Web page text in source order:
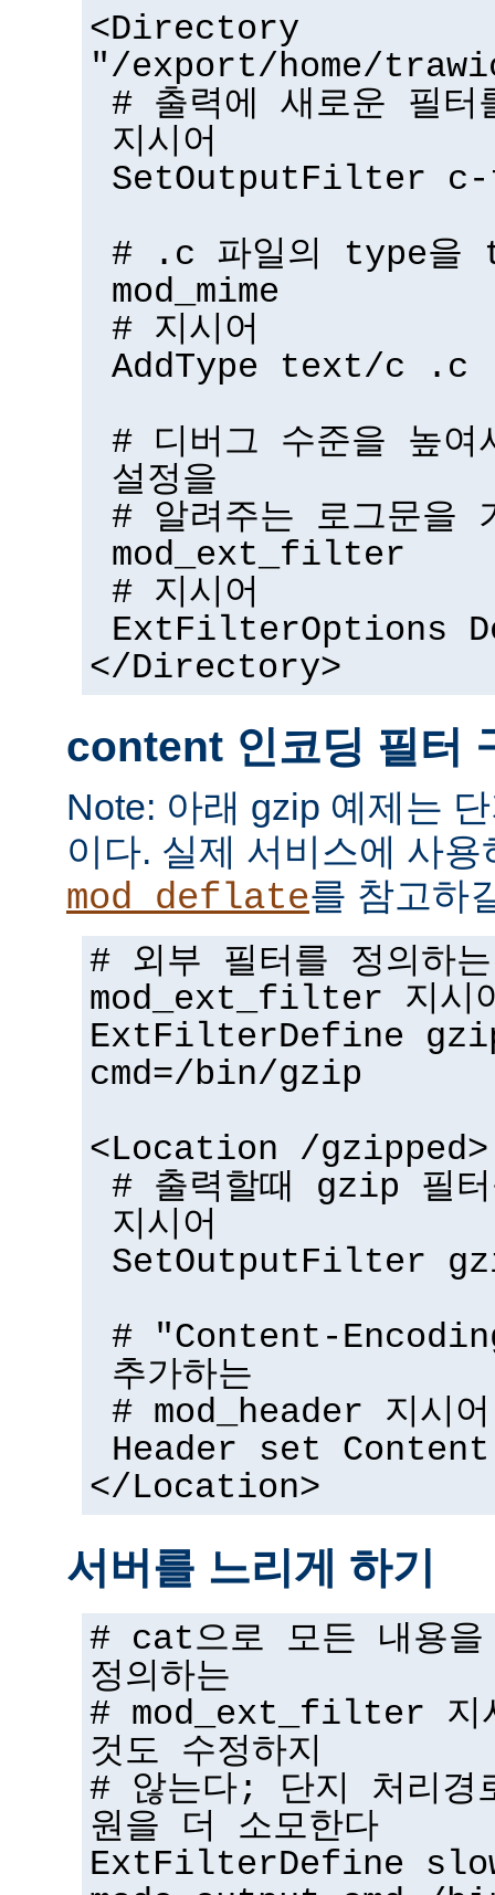
<Directory
"/export/home/
# 출력에 새로운 필
지시어
SetOutputFilter
# .c 파일의 type을
mod_mime
# 지시어
AddType text/c .c
# 디버그 수준을 높여
설정을
# 알려주는 로그문을
mod_ext_filter
# 지시어
ExtFilterOptions
</Directory>
content 인코딩 필터
Note: 아래 gzip 예제는
이다. 실제 서비스에 사용
mod_deflate를 참고하
# 외부 필터를 정의하는
mod_ext_filter 지시
ExtFilterDefine
cmd=/bin/gzip
<Location /gzipped>
# 출력할때 gzip 필
지시어
SetOutputFilter
# "Content-
추가하는
# mod_header 지시어
Header set
</Location>
서버를 느리게 하기
# cat으로 모든 내용을
정의하는
# mod_ext_filter 지
것도 수정하지
# 않는다; 단지 처리경
원을 더 소모한다
ExtFilterDefine